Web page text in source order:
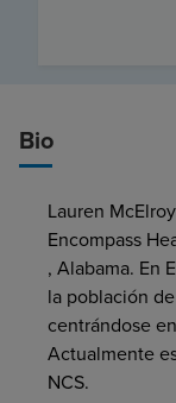
Acerca de nosotros
Buscar un centro
Inversores
Pagar mi factura
Bio
Lauren
Encompass
, Alabama. En
la población
centrándose
Actualmente
NCS.